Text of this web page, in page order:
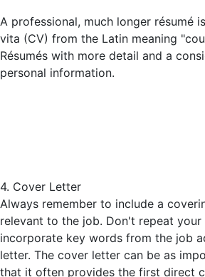
A professional, much longer résumé
vita (CV) from the Latin meaning
Résumés with more detail and a
personal information.
4. Cover Letter
Always remember to include a
relevant to the job. Don't repeat your
incorporate key words from the job
letter. The cover letter can be as
that it often provides the first direct